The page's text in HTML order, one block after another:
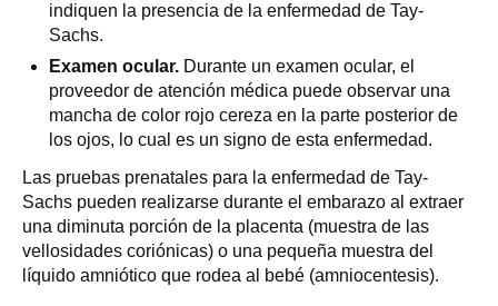
indiquen la presencia de la enfermedad de Tay-
Sachs.
Examen ocular. Durante un examen ocular, el
proveedor de atención médica puede observar una
mancha de color rojo cereza en la parte posterior de
los ojos, lo cual es un signo de esta enfermedad.
Las pruebas prenatales para la enfermedad de Tay-
Sachs pueden realizarse durante el embarazo al extraer
una diminuta porción de la placenta (muestra de las
vellosidades coriónicas) o una pequeña muestra del
líquido amniótico que rodea al bebé (amniocentesis).